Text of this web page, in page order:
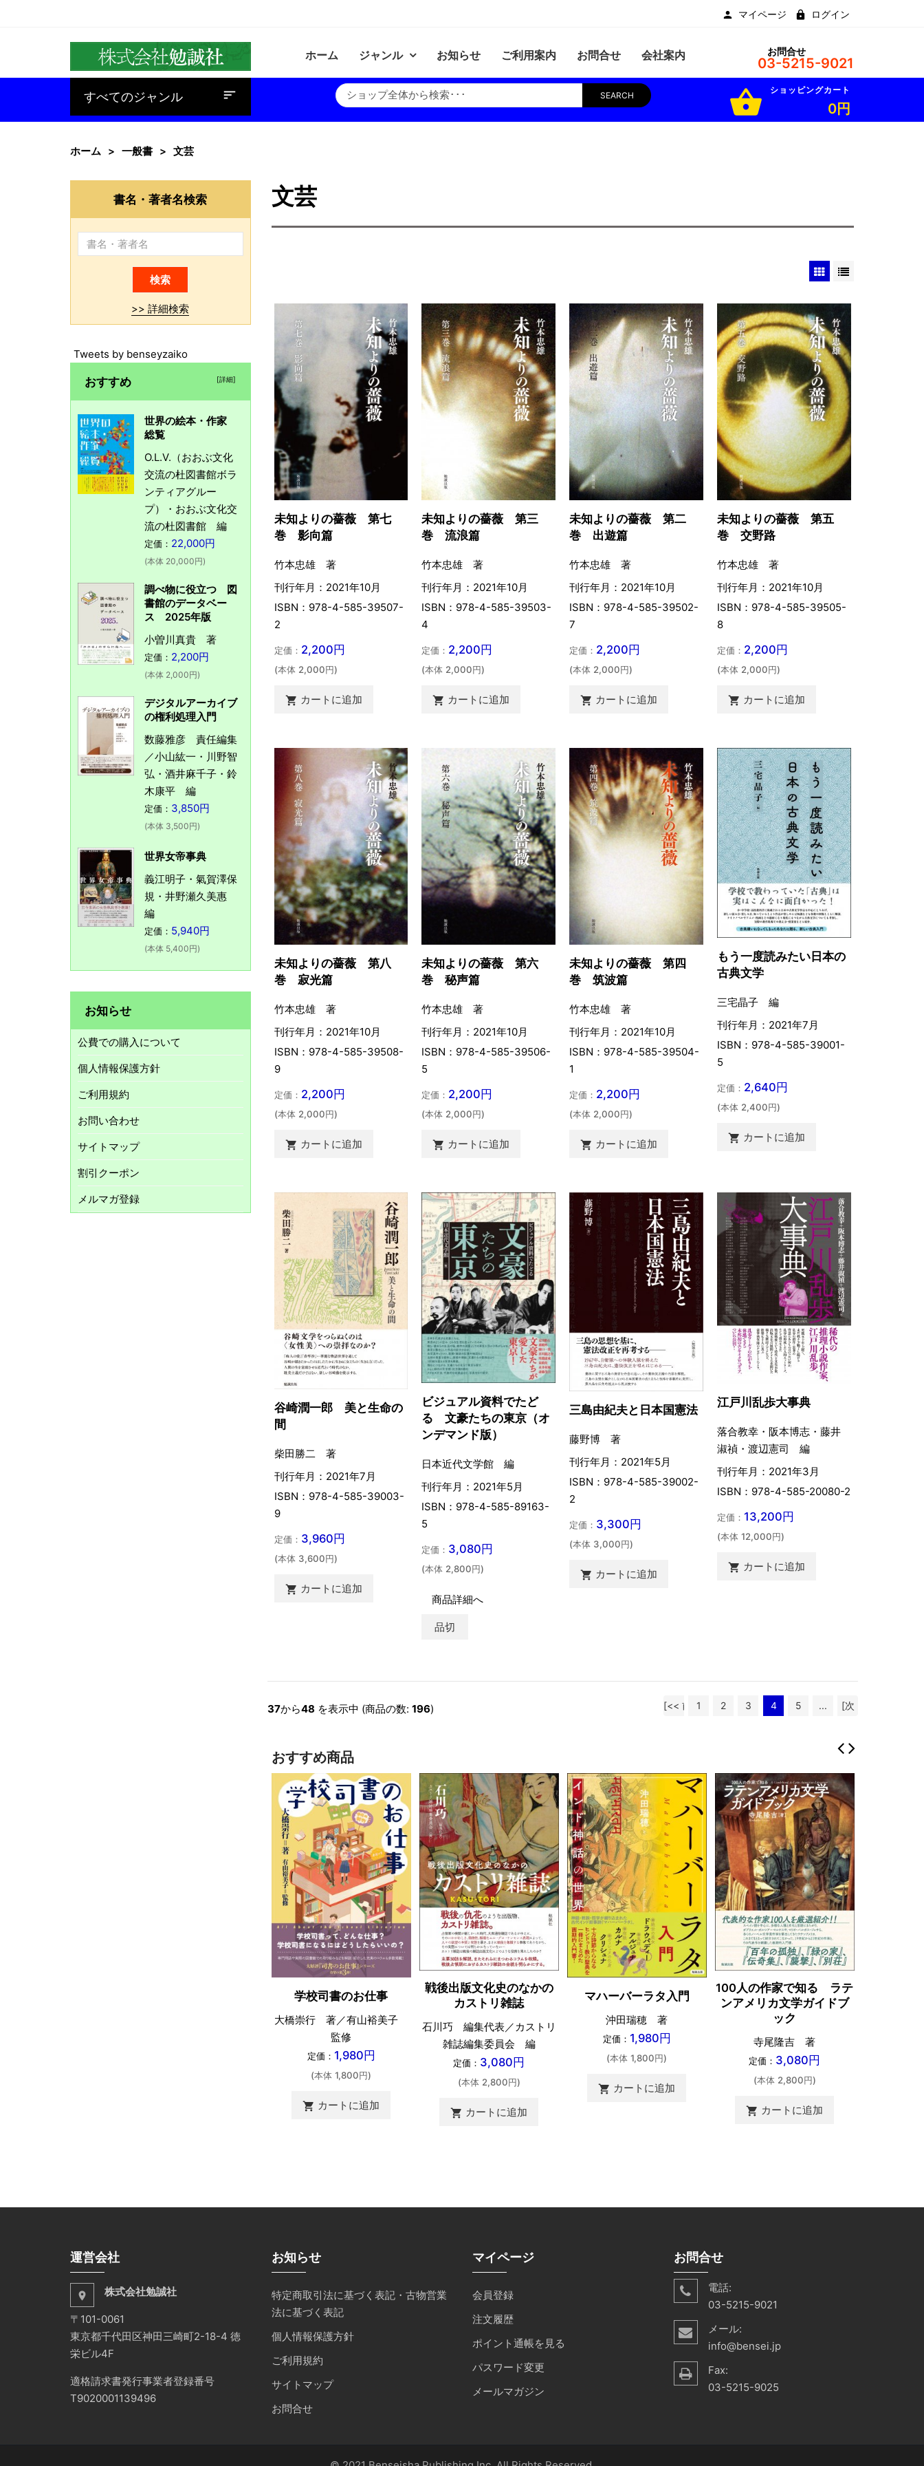
マイページ ログイン
ホーム ジャンル お知らせ ご利用案内 お問合せ 会社案内 お問合せ
03-5215-9021
すべてのジャンル
baseline_sort SEARCH shopping_basket ショッピングカート
0円
ホーム 一般書 文芸
文芸
未知よりの薔薇 第七
巻 影向篇
竹本忠雄 著
刊行年月：2021年10月
ISBN：978-4-585-39507-
2
定価： 2,200円
(本体 2,000円)
 カートに追加
未知よりの薔薇 第三
巻 流浪篇
竹本忠雄 著
刊行年月：2021年10月
ISBN：978-4-585-39503-
4
定価： 2,200円
(本体 2,000円)
 カートに追加
未知よりの薔薇 第二
巻 出遊篇
竹本忠雄 著
刊行年月：2021年10月
ISBN：978-4-585-39502-
7
定価： 2,200円
(本体 2,000円)
 カートに追加
未知よりの薔薇 第五
巻 交野路
竹本忠雄 著
刊行年月：2021年10月
ISBN：978-4-585-39505-
8
定価： 2,200円
(本体 2,000円)
 カートに追加
未知よりの薔薇 第八
巻 寂光篇
竹本忠雄 著
刊行年月：2021年10月
ISBN：978-4-585-39508-
9
定価： 2,200円
(本体 2,000円)
 カートに追加
未知よりの薔薇 第六
巻 秘声篇
竹本忠雄 著
刊行年月：2021年10月
ISBN：978-4-585-39506-
5
定価： 2,200円
(本体 2,000円)
 カートに追加
未知よりの薔薇 第四
巻 筑波篇
竹本忠雄 著
刊行年月：2021年10月
ISBN：978-4-585-39504-
1
定価： 2,200円
(本体 2,000円)
 カートに追加
もう一度読みたい日本の
古典文学
三宅晶子 編
刊行年月：2021年7月
ISBN：978-4-585-39001-
5
定価： 2,640円
(本体 2,400円)
 カートに追加
谷崎潤一郎 美と生命の
間
柴田勝二 著
刊行年月：2021年7月
ISBN：978-4-585-39003-
9
定価： 3,960円
(本体 3,600円)
 カートに追加
ビジュアル資料でたど
る 文豪たちの東京（オ
ンデマンド版）
日本近代文学館 編
刊行年月：2021年5月
ISBN：978-4-585-89163-
5
定価： 3,080円
(本体 2,800円)
商品詳細へ
品切
三島由紀夫と日本国憲法
藤野博 著
刊行年月：2021年5月
ISBN：978-4-585-39002-
2
定価： 3,300円
(本体 3,000円)
 カートに追加
江戸川乱歩大事典
落合教幸・阪本博志・藤井
淑禎・渡辺憲司 編
刊行年月：2021年3月
ISBN：978-4-585-20080-2
定価： 13,200円
(本体 12,000円)
 カートに追加
[<< 前
1 2 3 4 5 ...
[次
37から48 を表示中 (商品の数: 196)
おすすめ商品
学校司書のお仕事
大橋崇行 著／有山裕美子
監修
定価： 1,980円
(本体 1,800円)
shopping_cart カートに追加
戦後出版文化史のなかの
カストリ雑誌
石川巧 編集代表／カストリ
雑誌編集委員会 編
定価： 3,080円
(本体 2,800円)
shopping_cart カートに追加
マハーバーラタ入門
沖田瑞穂 著
定価： 1,980円
(本体 1,800円)
shopping_cart カートに追加
100人の作家で知る ラテ
ンアメリカ文学ガイドブ
ック
寺尾隆吉 著
定価： 3,080円
(本体 2,800円)
shopping_cart カートに追加
書名・著者名検索
>> 詳細検索
Tweets by benseyzaiko
おすすめ [詳細]
世界の絵本・作家
総覧
O.L.V.（おおぶ文化
交流の杜図書館ボラ
ンティアグルー
プ）・おおぶ文化交
流の杜図書館 編
定価： 22,000円
(本体 20,000円)
調べ物に役立つ 図
書館のデータベー
ス 2025年版
小曽川真貴 著
定価： 2,200円
(本体 2,000円)
デジタルアーカイブ
の権利処理入門
数藤雅彦 責任編集
／小山紘一・川野智
弘・酒井麻千子・鈴
木康平 編
定価： 3,850円
(本体 3,500円)
世界女帝事典
義江明子・氣賀澤保
規・井野瀬久美惠
編
定価： 5,940円
(本体 5,400円)
お知らせ
公費での購入について
個人情報保護方針
ご利用規約
お問い合わせ
サイトマップ
割引クーポン
メルマガ登録
運営会社
place 株式会社勉誠社
〒101-0061
東京都千代田区神田三崎町2-18-4 徳
栄ビル4F
適格請求書発行事業者登録番号
T9020001139496
お知らせ
特定商取引法に基づく表記・古物営業
法に基づく表記
個人情報保護方針
ご利用規約
サイトマップ
お問合せ
マイページ
会員登録
注文履歴
ポイント通帳を見る
パスワード変更
メールマガジン
お問合せ
電話:
03-5215-9021
メール:
info@bensei.jp
Fax:
03-5215-9025